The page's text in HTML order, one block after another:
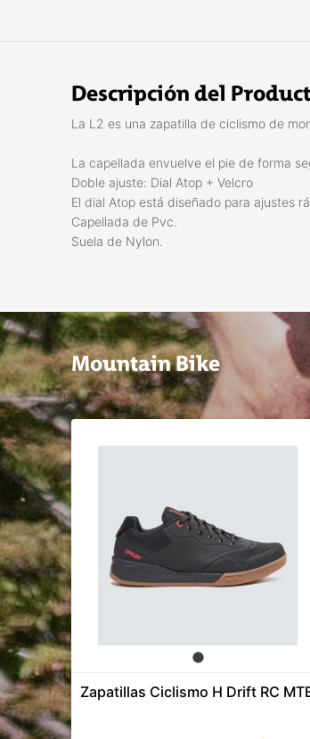
Descripción del
La L2 es una zapatilla de ciclismo de
La capellada envuelve el pie de forma
Doble ajuste: Dial Atop + Velcro
El dial Atop está diseñado para ajustes
Capellada de Pvc.
Suela de Nylon.
Mountain Bike
Zapatillas Ciclismo H Drift RC